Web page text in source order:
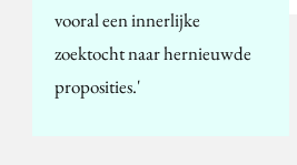
vooral een innerlijke
zoektocht naar hernieuwde
proposities.'